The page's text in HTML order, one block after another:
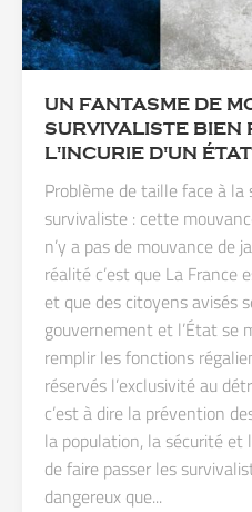
UN FANTASME DE
SURVIVALISTE BIEN
L'INCURIE D'UN
Problème de taille face à
survivaliste : cette
n’y a pas de mouvance de
réalité c’est que La
et que des citoyens avisés
gouvernement et l’État se
remplir les fonctions
réservés l’exclusivité au
c’est à dire la prévention
la population, la sécurité et
de faire passer les
dangereux que...